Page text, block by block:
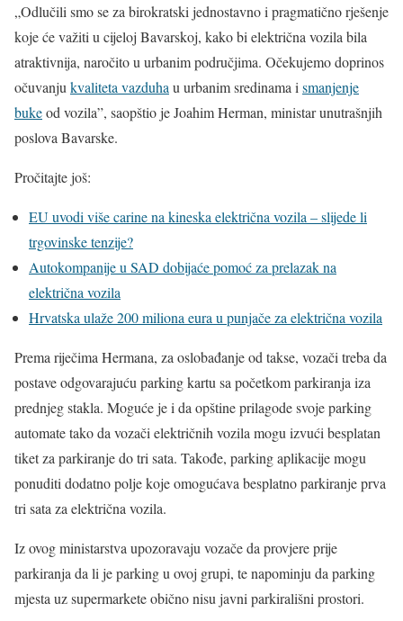
„Odlučili smo se za birokratski jednostavno i pragmatično rješenje
koje će važiti u cijeloj Bavarskoj, kako bi električna vozila bila
atraktivnija, naročito u urbanim područjima. Očekujemo doprinos
očuvanju kvaliteta vazduha u urbanim sredinama i smanjenje
bukeod vozila”, saopštio je Joahim Herman, ministar unutrašnjih
poslova Bavarske.
Pročitajte još:
EU uvodi više carine na kineska električna vozila – slijede li
trgovinske tenzije?
Autokompanije u SAD dobijaće pomoć za prelazak na
električna vozila
Hrvatska ulaže 200 miliona eura u punjače za električna vozila
Prema riječima Hermana, za oslobađanje od takse, vozači treba da
postave odgovarajuću parking kartu sa početkom parkiranja iza
prednjeg stakla. Moguće je i da opštine prilagode svoje parking
automate tako da vozači električnih vozila mogu izvući besplatan
tiket za parkiranje do tri sata. Takođe, parking aplikacije mogu
ponuditi dodatno polje koje omogućava besplatno parkiranje prva
tri sata za električna vozila.
Iz ovog ministarstva upozoravaju vozače da provjere prije
parkiranja da li je parking u ovoj grupi, te napominju da parking
mjesta uz supermarkete obično nisu javni parkirališni prostori.